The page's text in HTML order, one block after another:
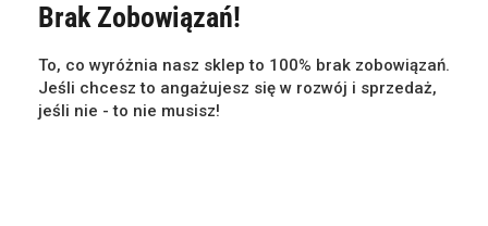
Brak Zobowiązań!
To, co wyróżnia nasz sklep to 100% brak zobowiązań.
Jeśli chcesz to angażujesz się w rozwój i sprzedaż,
jeśli nie - to nie musisz!